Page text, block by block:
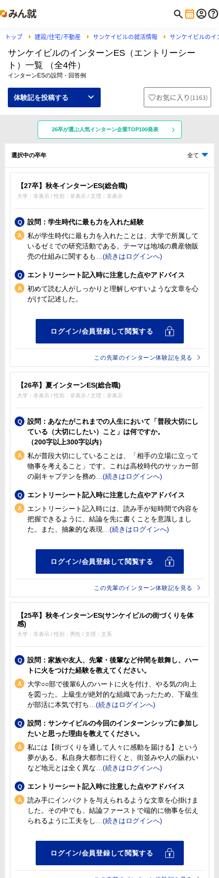
トップ 建設/住宅/不動産 サンケイビルの就活情報 サンケイビルのイ
サンケイビルのインターンES（エントリーシー
ト）一覧 （全4件）
インターンESの設問・回答例
体験記を投稿する お気に入り (1163)
26卒が選ぶ人気インターン企業TOP100発表
選択中の卒年 全て
【27卒】秋冬インターンES(総合職)
大学：非表示 / 性別：非表示 / 文理：非表示
設問：学生時代に最も力を入れた経験
私が学生時代に最も力を入れたことは、大学で所属して
いるゼミでの研究活動である。テーマは地域の農産物販
売の仕組みに関するも
エントリーシート記入時に注意した点やアドバイス
初めて読む人がしっかりと理解しやすいような文章を心
がけて記述した。
この先輩のインターン体験記を見る
【26卒】夏インターンES(総合職)
大学：非表示 / 性別：非表示 / 文理：非表示
設問：あなたがこれまでの人生において「普段大切にし
ている（大切にしたい）こと」は何ですか。
（200字以上300字以内）
私が普段大切にしていることは、「相手の立場に立って
物事を考えること」です。これは高校時代のサッカー部
の副キャプテンを務め
エントリーシート記入時に注意した点やアドバイス
エントリーシート記入時には、読み手が短時間で内容を
把握できるように、結論を先に書くことを意識しまし
た。また、抽象的な表現
この先輩のインターン体験記を見る
【25卒】秋冬インターンES(サンケイビルの街づくりを体
感)
大学：非表示 / 性別：男性 / 文理：文系
設問：家族や友人、先輩・後輩など仲間を鼓舞し、ハー
トに火をつけた経験を教えてください。
大学○○部で後輩6人のハートに火を付け、やる気の向上
を図った。上級生が絶対的な組織であったため、下級生
が部活に本気で打ち
設問：サンケイビルの今回のインターンシップに参加し
たいと思った理由を教えてください。
私には【街づくりを通して人々に感動を届ける】という
夢がある。私自身大都市に行くと、街並みや人の賑わい
など地元とは全く異な
エントリーシート記入時に注意した点やアドバイス
読み手にインパクトを与えられるような文章を心掛けま
した。その中でも、結論ファーストで端的に物事を伝え
られるように工夫をし